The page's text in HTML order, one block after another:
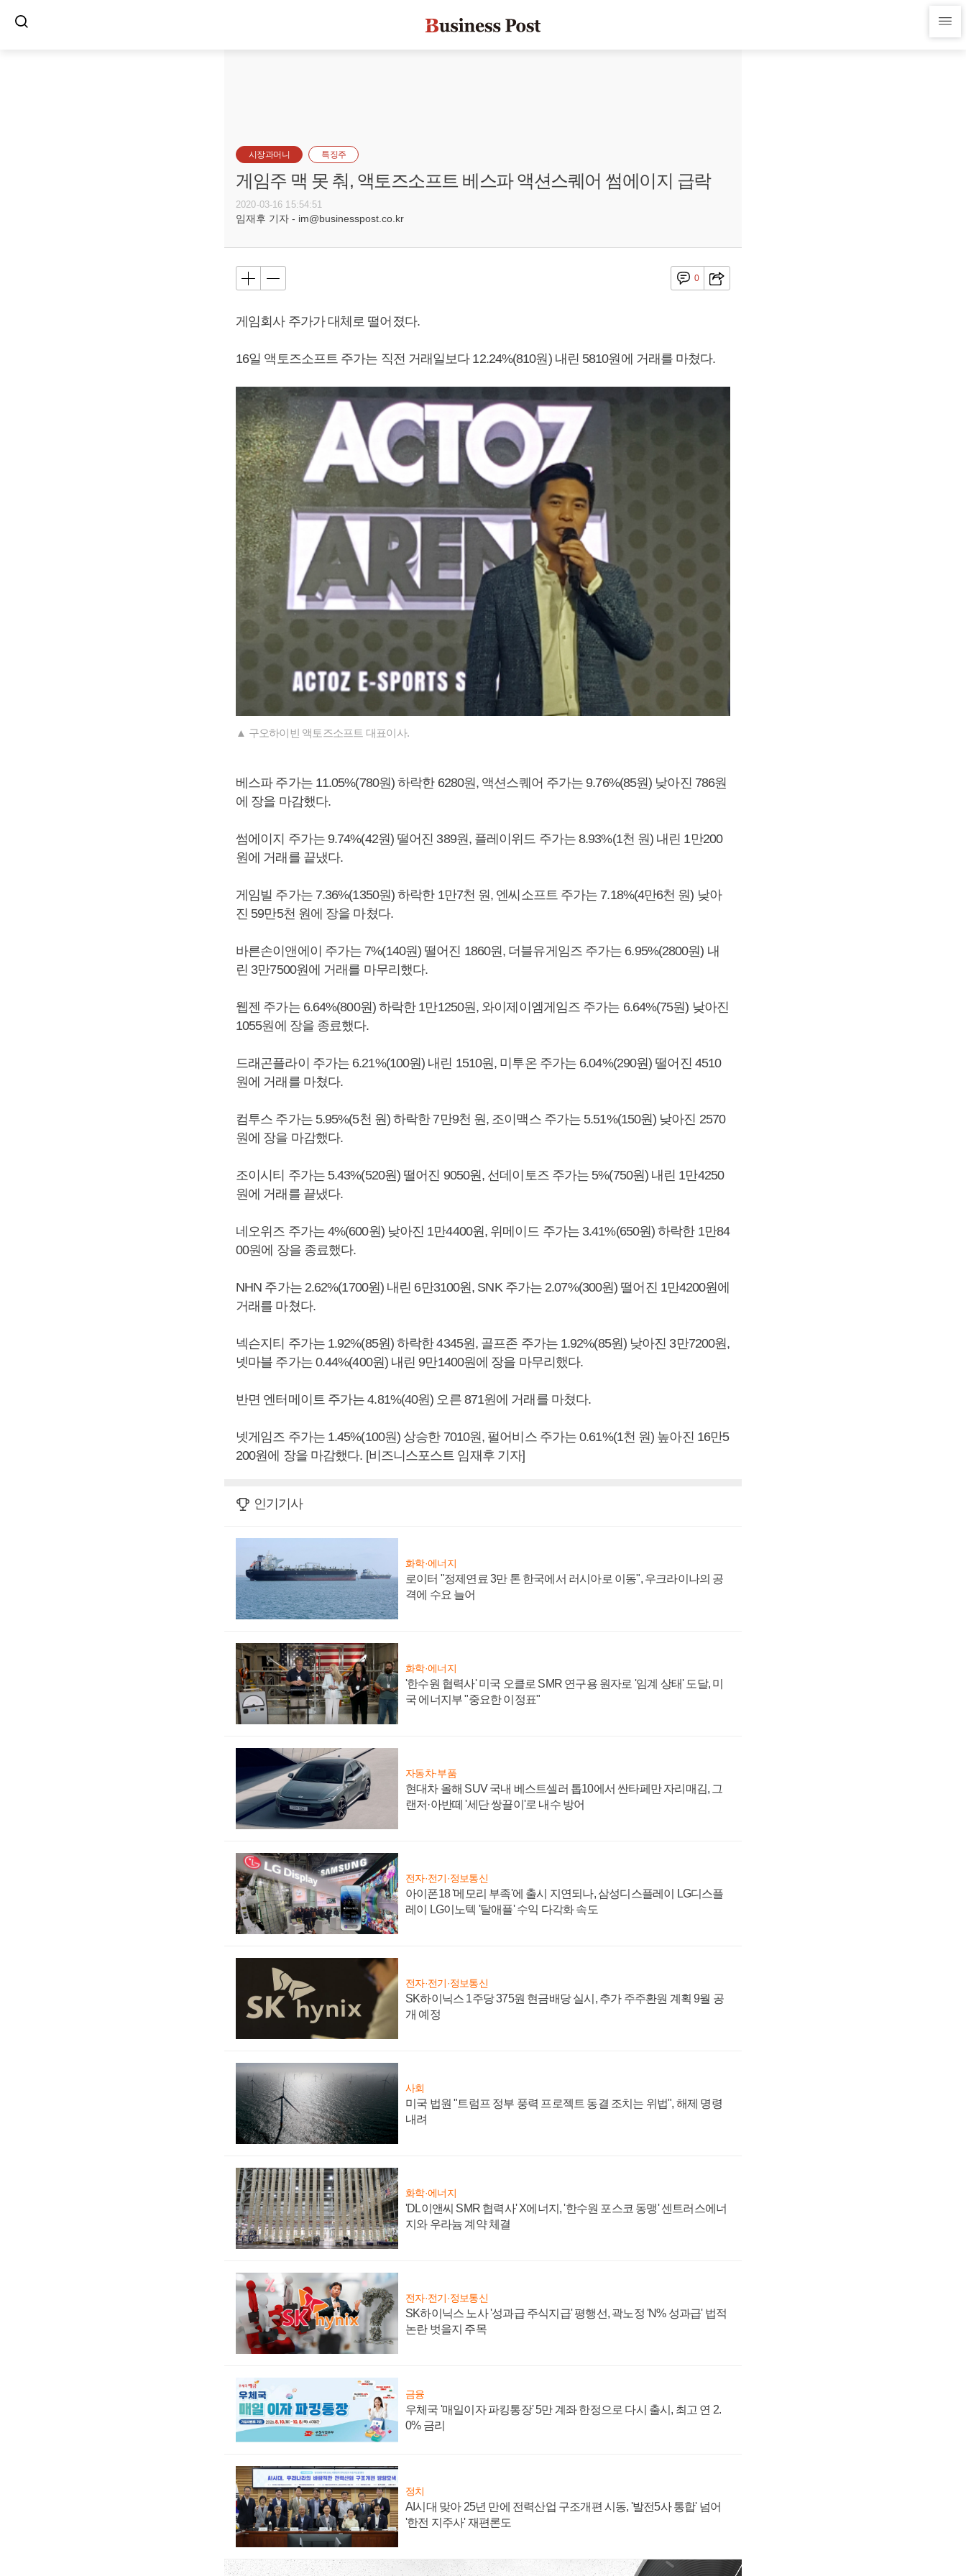
시장과머니 특징주
게임주 맥 못 춰, 액토즈소프트 베스파 액션스퀘어 썸에이지 급락
2020-03-16 15:54:51
임재후 기자 - im@businesspost.co.kr
0
게임회사 주가가 대체로 떨어졌다.
16일 액토즈소프트 주가는 직전 거래일보다 12.24%(810원) 내린 5810원에 거래를 마쳤다.
▲ 구오하이빈 액토즈소프트 대표이사.
베스파 주가는 11.05%(780원) 하락한 6280원, 액션스퀘어 주가는 9.76%(85원) 낮아진 786원
에 장을 마감했다.
썸에이지 주가는 9.74%(42원) 떨어진 389원, 플레이위드 주가는 8.93%(1천 원) 내린 1만200
원에 거래를 끝냈다.
게임빌 주가는 7.36%(1350원) 하락한 1만7천 원, 엔씨소프트 주가는 7.18%(4만6천 원) 낮아
진 59만5천 원에 장을 마쳤다.
바른손이앤에이 주가는 7%(140원) 떨어진 1860원, 더블유게임즈 주가는 6.95%(2800원) 내
린 3만7500원에 거래를 마무리했다.
웹젠 주가는 6.64%(800원) 하락한 1만1250원, 와이제이엠게임즈 주가는 6.64%(75원) 낮아진
1055원에 장을 종료했다.
드래곤플라이 주가는 6.21%(100원) 내린 1510원, 미투온 주가는 6.04%(290원) 떨어진 4510
원에 거래를 마쳤다.
컴투스 주가는 5.95%(5천 원) 하락한 7만9천 원, 조이맥스 주가는 5.51%(150원) 낮아진 2570
원에 장을 마감했다.
조이시티 주가는 5.43%(520원) 떨어진 9050원, 선데이토즈 주가는 5%(750원) 내린 1만4250
원에 거래를 끝냈다.
네오위즈 주가는 4%(600원) 낮아진 1만4400원, 위메이드 주가는 3.41%(650원) 하락한 1만84
00원에 장을 종료했다.
NHN 주가는 2.62%(1700원) 내린 6만3100원, SNK 주가는 2.07%(300원) 떨어진 1만4200원에
거래를 마쳤다.
넥슨지티 주가는 1.92%(85원) 하락한 4345원, 골프존 주가는 1.92%(85원) 낮아진 3만7200원,
넷마블 주가는 0.44%(400원) 내린 9만1400원에 장을 마무리했다.
반면 엔터메이트 주가는 4.81%(40원) 오른 871원에 거래를 마쳤다.
넷게임즈 주가는 1.45%(100원) 상승한 7010원, 펄어비스 주가는 0.61%(1천 원) 높아진 16만5
200원에 장을 마감했다. [비즈니스포스트 임재후 기자]
인기기사
화학·에너지
로이터 "정제연료 3만 톤 한국에서 러시아로 이동", 우크라이나의 공
격에 수요 늘어
화학·에너지
'한수원 협력사' 미국 오클로 SMR 연구용 원자로 '임계 상태' 도달, 미
국 에너지부 "중요한 이정표"
자동차·부품
현대차 올해 SUV 국내 베스트셀러 톱10에서 싼타페만 자리매김, 그
랜저·아반떼 '세단 쌍끌이'로 내수 방어
전자·전기·정보통신
아이폰18 '메모리 부족'에 출시 지연되나, 삼성디스플레이 LG디스플
레이 LG이노텍 '탈애플' 수익 다각화 속도
전자·전기·정보통신
SK하이닉스 1주당 375원 현금배당 실시, 추가 주주환원 계획 9월 공
개 예정
사회
미국 법원 "트럼프 정부 풍력 프로젝트 동결 조치는 위법", 해제 명령
내려
화학·에너지
'DL이앤씨 SMR 협력사' X에너지, '한수원 포스코 동맹' 센트러스에너
지와 우라늄 계약 체결
전자·전기·정보통신
SK하이닉스 노사 '성과급 주식지급' 평행선, 곽노정 'N% 성과급' 법적
논란 벗을지 주목
금융
우체국 '매일이자 파킹통장' 5만 계좌 한정으로 다시 출시, 최고 연 2.
0% 금리
정치
AI시대 맞아 25년 만에 전력산업 구조개편 시동, '발전5사 통합' 넘어
'한전 지주사' 재편론도